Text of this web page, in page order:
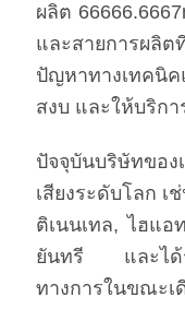
ผลิต
และสายการผลิต
ปัญหาทางเทคนิ
สงบ และให้บริก
ปัจจุบันบริษัทของ
เสียงระดับโลก
ติเนนเทล, ไฮแ
ยันทรี และได้รั
ทางการในขณ